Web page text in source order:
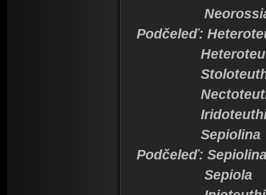
Podčeleď:
Sepiolina
Podčeleď:
Sepiola